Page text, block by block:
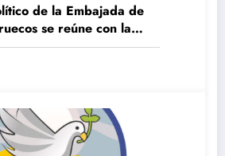
de la Embajada de
se reúne con la
por la Paz en El